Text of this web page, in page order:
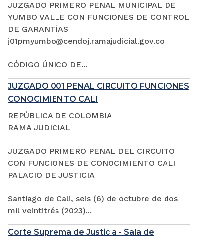
JUZGADO PRIMERO PENAL MUNICIPAL DE
YUMBO VALLE CON FUNCIONES DE CONTROL
DE GARANTÍAS
j01pmyumbo@cendoj.ramajudicial.gov.co
CÓDIGO ÚNICO DE...
JUZGADO 001 PENAL CIRCUITO FUNCIONES
CONOCIMIENTO CALI
REPÚBLICA DE COLOMBIA
RAMA JUDICIAL
JUZGADO PRIMERO PENAL DEL CIRCUITO
CON FUNCIONES DE CONOCIMIENTO CALI
PALACIO DE JUSTICIA
Santiago de Cali, seis (6) de octubre de dos
mil veintitrés (2023)...
Corte Suprema de Justicia - Sala de